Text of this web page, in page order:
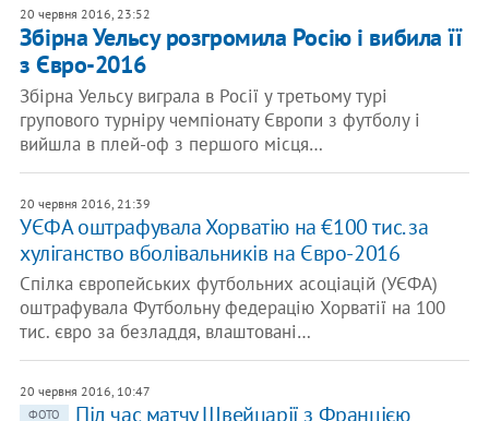
20 червня 2016, 23:52
Збірна Уельсу розгромила Росію і вибила її
з Євро-2016
Збірна Уельсу виграла в Росії у третьому турі
групового турніру чемпіонату Європи з футболу і
вийшла в плей-оф з першого місця…
20 червня 2016, 21:39
УЄФА оштрафувала Хорватію на €100 тис. за
хуліганство вболівальників на Євро-2016
Спілка європейських футбольних асоціацій (УЄФА)
оштрафувала Футбольну федерацію Хорватії на 100
тис. євро за безладдя, влаштовані…
20 червня 2016, 10:47
ФОТО
Під час матчу Швейцарії з Францією